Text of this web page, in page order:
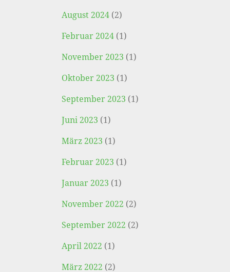
August 2024 (2)
Februar 2024 (1)
November 2023 (1)
Oktober 2023 (1)
September 2023 (1)
Juni 2023 (1)
März 2023 (1)
Februar 2023 (1)
Januar 2023 (1)
November 2022 (2)
September 2022 (2)
April 2022 (1)
März 2022 (2)